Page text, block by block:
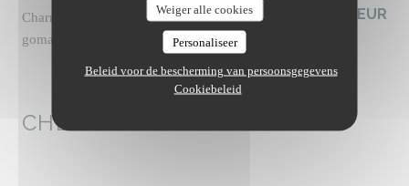
Weiger alle cookies
Personaliseer
Beleid voor de bescherming van persoonsgegevens
Cookiebeleid
Charred zucchini and broccoli, chili oil, cashew
gomasio, thai basil shoots
Allergenenlijst
19,50 EUR
CHEESE